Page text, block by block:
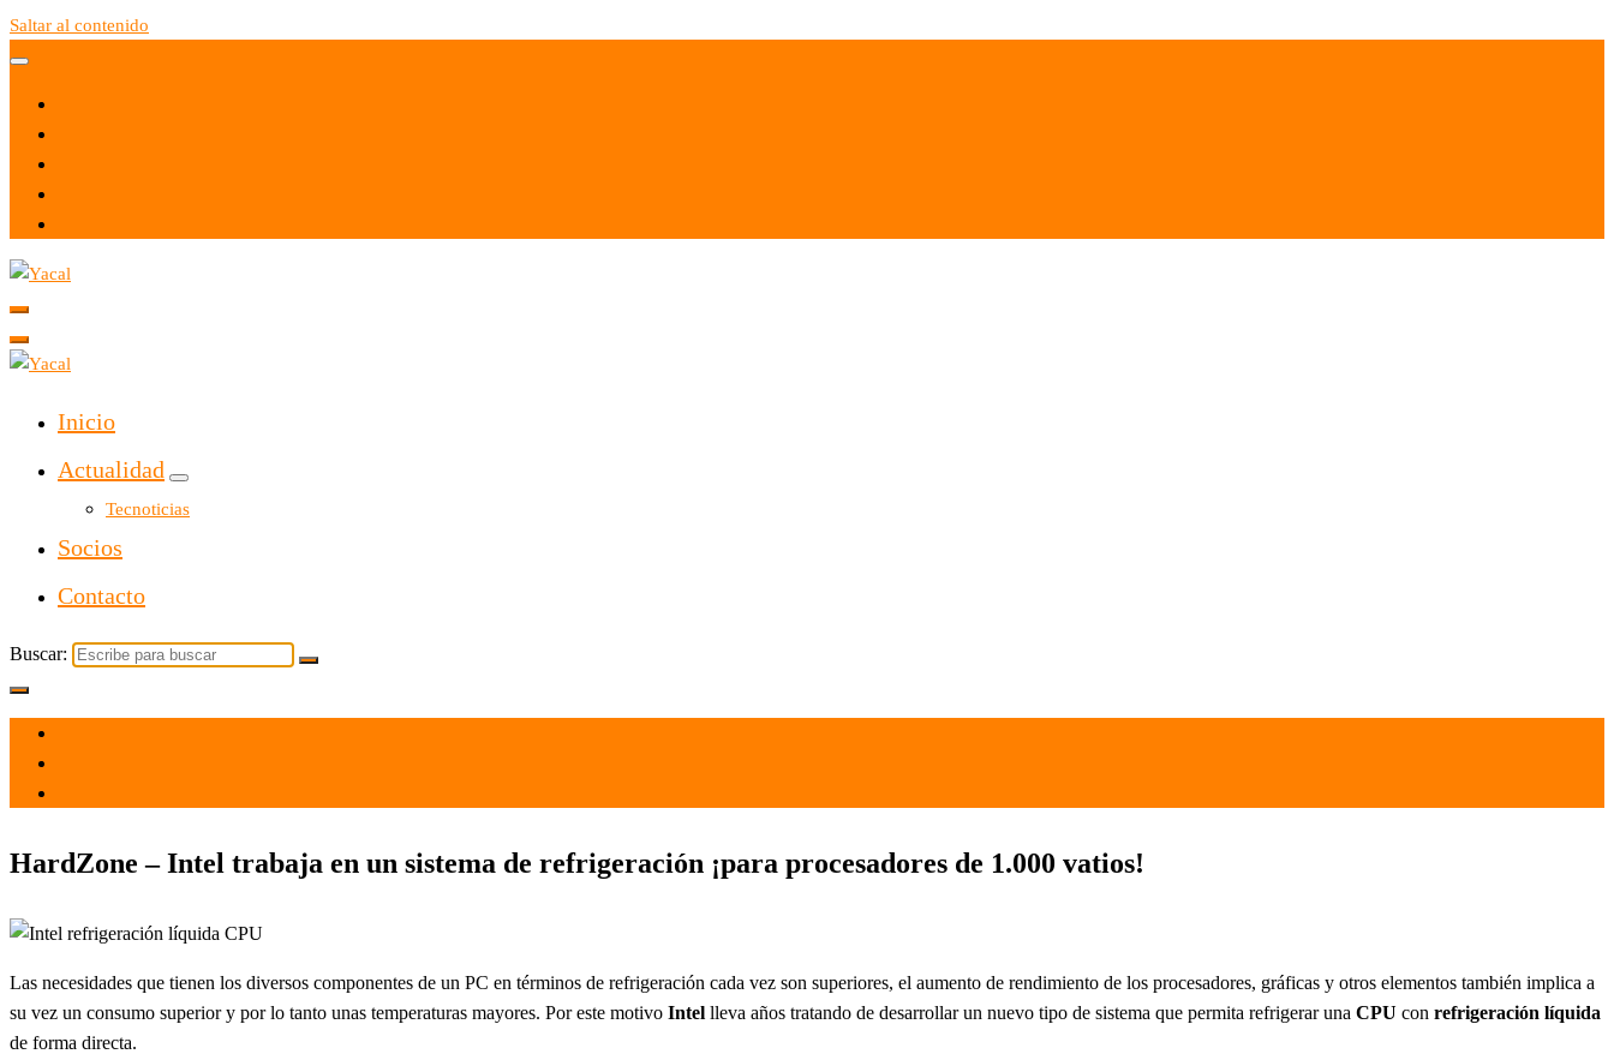
Saltar al contenido
Yacal micro hosting
Inicio
Actualidad
Tecnoticias
Socios
Contacto
Buscar:
HardZone – Intel trabaja en un sistema de refrigeración ¡para procesadores de 1.000 vatios!
Las necesidades que tienen los diversos componentes de un PC en términos de refrigeración cada vez son superiores, el aumento de rendimiento de los procesadores, gráficas y otros elementos también implica a
su vez un consumo superior y por lo tanto unas temperaturas mayores. Por este motivo Intel lleva años tratando de desarrollar un nuevo tipo de sistema que permita refrigerar una CPU con refrigeración líquida
de forma directa.